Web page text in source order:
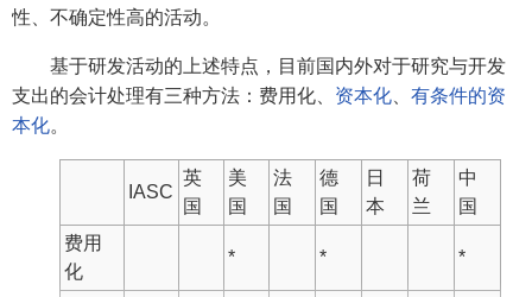
性、不确定性高的活动。
基于研发活动的上述特点，目前国内外对于研究与开发
支出的会计处理有三种方法：费用化、 资本化
有条件的资
本化。
IASC
英
国
美
国
法
国
德
国
日
本
荷
兰
中
国
费用
化
* * *